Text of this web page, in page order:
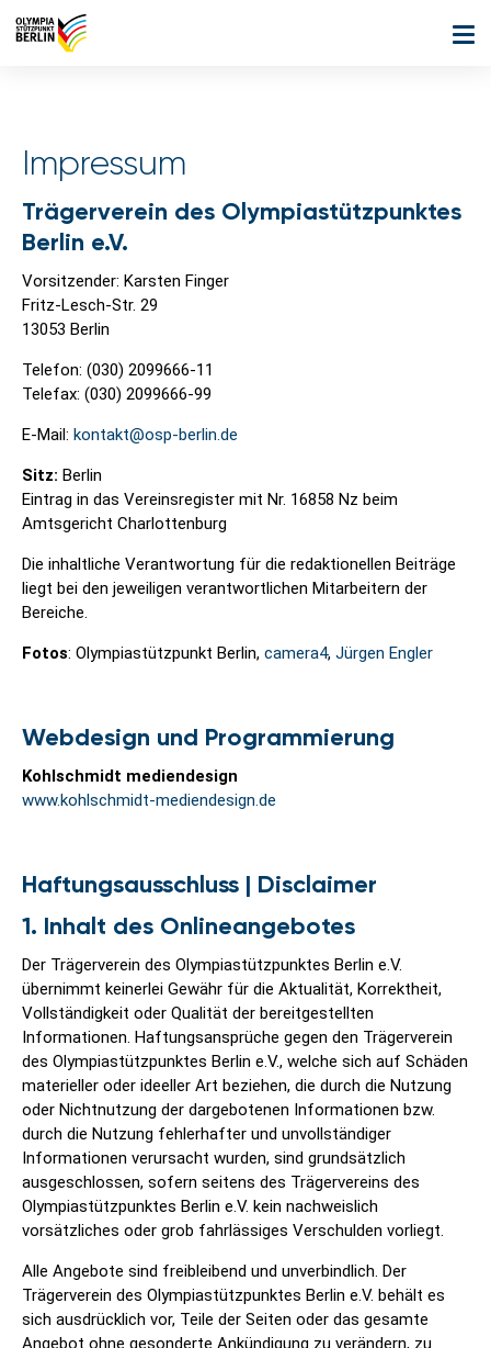
Impressum
Trägerverein des Olympiastützpunktes
Berlin e.V.
Vorsitzender: Karsten Finger
Fritz-Lesch-Str. 29
13053 Berlin
Telefon: (030) 2099666-11
Telefax: (030) 2099666-99
E-Mail: kontakt@osp-berlin.de
Sitz: Berlin
Eintrag in das Vereinsregister mit Nr. 16858 Nz beim
Amtsgericht Charlottenburg
Die inhaltliche Verantwortung für die redaktionellen Beiträge
liegt bei den jeweiligen verantwortlichen Mitarbeitern der
Bereiche.
Fotos: Olympiastützpunkt Berlin, camera4, Jürgen Engler
Webdesign und Programmierung
Kohlschmidt mediendesign
www.kohlschmidt-mediendesign.de
Haftungsausschluss | Disclaimer
1. Inhalt des Onlineangebotes
Der Trägerverein des Olympiastützpunktes Berlin e.V.
übernimmt keinerlei Gewähr für die Aktualität, Korrektheit,
Vollständigkeit oder Qualität der bereitgestellten
Informationen. Haftungsansprüche gegen den Trägerverein
des Olympiastützpunktes Berlin e.V., welche sich auf Schäden
materieller oder ideeller Art beziehen, die durch die Nutzung
oder Nichtnutzung der dargebotenen Informationen bzw.
durch die Nutzung fehlerhafter und unvollständiger
Informationen verursacht wurden, sind grundsätzlich
ausgeschlossen, sofern seitens des Trägervereins des
Olympiastützpunktes Berlin e.V. kein nachweislich
vorsätzliches oder grob fahrlässiges Verschulden vorliegt.
Alle Angebote sind freibleibend und unverbindlich. Der
Trägerverein des Olympiastützpunktes Berlin e.V. behält es
sich ausdrücklich vor, Teile der Seiten oder das gesamte
Angebot ohne gesonderte Ankündigung zu verändern, zu